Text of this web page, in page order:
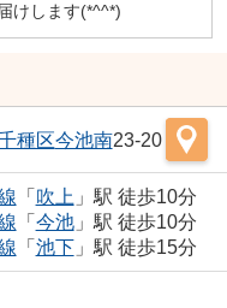
けします(*^^*)
種区今池南23-20
「 吹上」駅 徒歩10分
「 今池」駅 徒歩10分
「 池下」駅 徒歩15分